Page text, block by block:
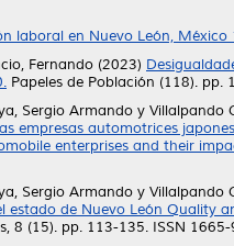
laboral en Nuevo León, México
Fernando (2023)
Papeles de Población (118). pp.
Sergio Armando y Villalpando
empresas automotrices
enterprises and their
Sergio Armando y Villalpando
estado de Nuevo León
8 (15). pp. 113-135. ISSN